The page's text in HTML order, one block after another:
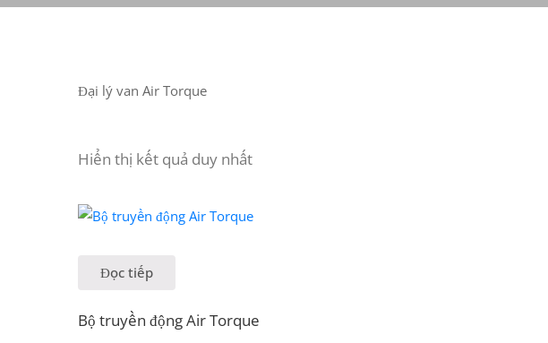
Đại lý van Air Torque
Hiển thị kết quả duy nhất
Đọc tiếp
Bộ truyền động Air Torque